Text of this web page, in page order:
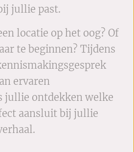
jullie past.
locatie op het oog? Of
te beginnen? Tijdens
ervaren
jullie ontdekken welke
aansluit bij jullie